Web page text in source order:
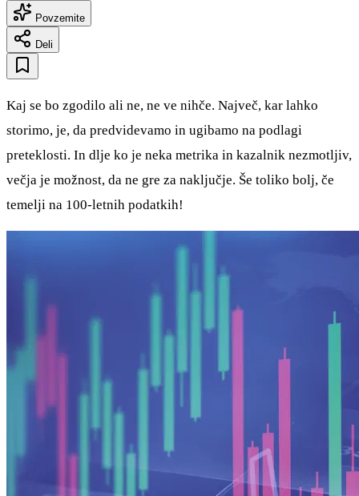
Povzemite
Deli
Kaj se bo zgodilo ali ne, ne ve nihče. Največ, kar lahko
storimo, je, da predvidevamo in ugibamo na podlagi
preteklosti. In dlje ko je neka metrika in kazalnik nezmotljiv,
večja je možnost, da ne gre za naključje. Še toliko bolj, če
temelji na 100-letnih podatkih!